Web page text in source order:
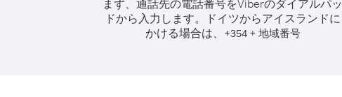
まず、通話先の電話番号をViberのダイアルパッ
ドから入力します。
ドイツからアイスランドに
かける場合は、
+354+ 地域番号